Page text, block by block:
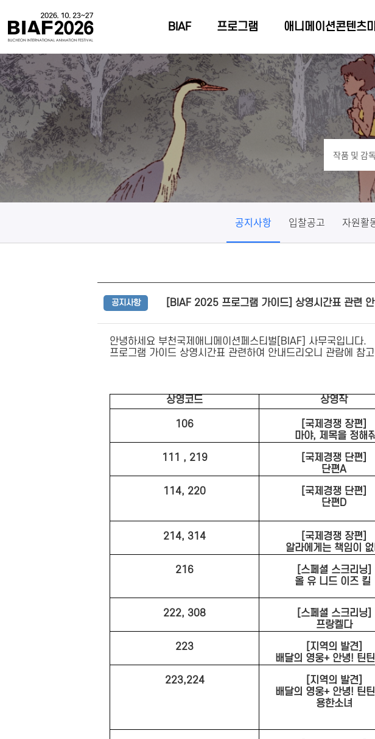
BIAF 프로그램 애니메이션콘텐츠
공지사항 입찰공고 자원활
공지사항 [BIAF 2025 프로그램 가이드] 상영시간표 관련 안
안녕하세요 부천국제애니메이션페스티벌[BIAF] 사무국입니다.
프로그램 가이드 상영시간표 관련하여 안내드리오니 관람에 참
상영코드 상영작
106
[국제경쟁 장편]
마야, 제목을 정해줘
111 , 219
[국제경쟁 단편]
단편A
114, 220
[국제경쟁 단편]
단편D
214, 314
[국제경쟁 장편]
알라에게는 책임이
216
[스페셜 스크리닝]
올 유 니드 이즈 킬
222, 308
[스페셜 스크리닝]
프랑켈다
223
[지역의 발견]
배달의 영웅+ 안녕! 틴
223,224
[지역의 발견]
배달의 영웅+ 안녕! 틴
용한소녀